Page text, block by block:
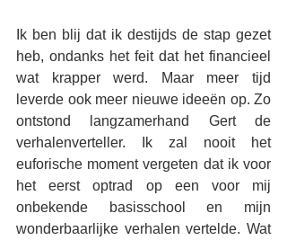
Ik ben blij dat ik destijds de stap gezet
heb, ondanks het feit dat het financieel
wat krapper werd. Maar meer tijd
leverde ook meer nieuwe ideeën op. Zo
ontstond langzamerhand Gert de
verhalenverteller. Ik zal nooit het
euforische moment vergeten dat ik voor
het eerst optrad op een voor mij
onbekende basisschool en mijn
wonderbaarlijke verhalen vertelde. Wat